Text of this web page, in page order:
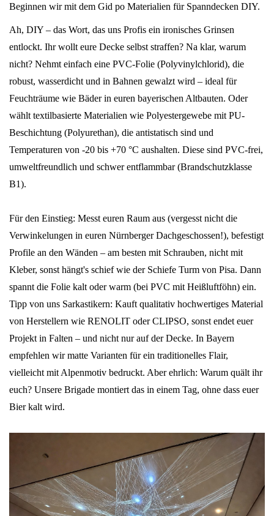
Beginnen wir mit dem Gid po Materialien für Spanndecken DIY.
Ah, DIY – das Wort, das uns Profis ein ironisches Grinsen
entlockt. Ihr wollt eure Decke selbst straffen? Na klar, warum
nicht? Nehmt einfach eine PVC-Folie (Polyvinylchlorid), die
robust, wasserdicht und in Bahnen gewalzt wird – ideal für
Feuchträume wie Bäder in euren bayerischen Altbauten. Oder
wählt textilbasierte Materialien wie Polyestergewebe mit PU-
Beschichtung (Polyurethan), die antistatisch sind und
Temperaturen von -20 bis +70 °C aushalten. Diese sind PVC-frei,
umweltfreundlich und schwer entflammbar (Brandschutzklasse
B1).
Für den Einstieg: Messt euren Raum aus (vergesst nicht die
Verwinkelungen in euren Nürnberger Dachgeschossen!), befestigt
Profile an den Wänden – am besten mit Schrauben, nicht mit
Kleber, sonst hängt's schief wie der Schiefe Turm von Pisa. Dann
spannt die Folie kalt oder warm (bei PVC mit Heißluftföhn) ein.
Tipp von uns Sarkastikern: Kauft qualitativ hochwertiges Material
von Herstellern wie RENOLIT oder CLIPSO, sonst endet euer
Projekt in Falten – und nicht nur auf der Decke. In Bayern
empfehlen wir matte Varianten für ein traditionelles Flair,
vielleicht mit Alpenmotiv bedruckt. Aber ehrlich: Warum quält ihr
euch? Unsere Brigade montiert das in einem Tag, ohne dass euer
Bier kalt wird.